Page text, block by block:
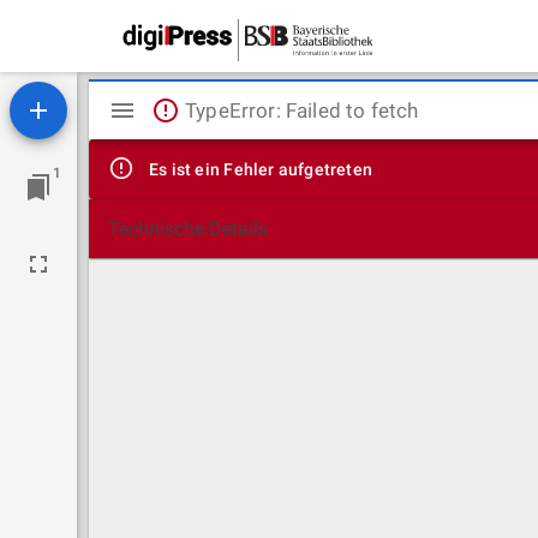
1
Mirador
Viewer
TypeError: Failed to fetch
Es ist ein Fehler aufgetreten
Technische Details